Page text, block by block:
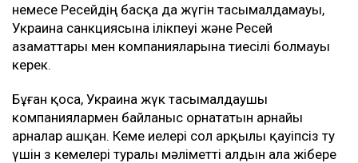
немесе Ресейдің басқа да жүгін тасымалдамауы,
Украина санкциясына ілікпеуі және Ресей
азаматтары мен компанияларына тиесілі болмауы
керек.
Бұған қоса, Украина жүк тасымалдаушы
компаниялармен байланыс орнататын арнайы
арналар ашқан. Кеме иелері сол арқылы қауіпсіз өту
үшін өз кемелері туралы мәліметті алдын ала жібере